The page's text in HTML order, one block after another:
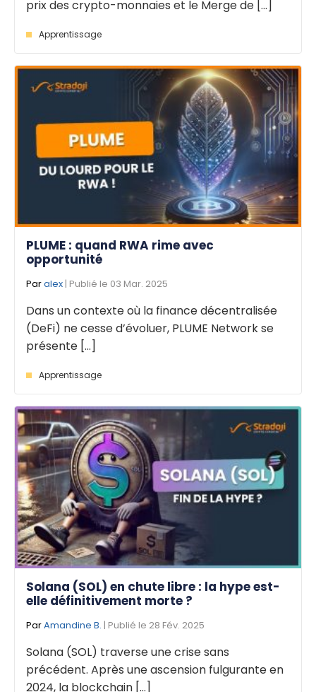
prix des crypto-monnaies et le Merge de [...]
Apprentissage
PLUME : quand RWA rime avec
opportunité
Paralex | Publié le 03 Mar. 2025
Dans un contexte où la finance décentralisée
(DeFi) ne cesse d’évoluer, PLUME Network se
présente [...]
Apprentissage
Solana (SOL) en chute libre : la hype est-
elle définitivement morte ?
ParAmandine B. | Publié le 28 Fév. 2025
Solana (SOL) traverse une crise sans
précédent. Après une ascension fulgurante en
2024, la blockchain [...]